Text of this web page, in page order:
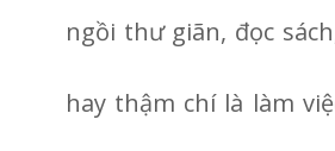
ngồi thư giãn, đọc
hay thậm chí là làm